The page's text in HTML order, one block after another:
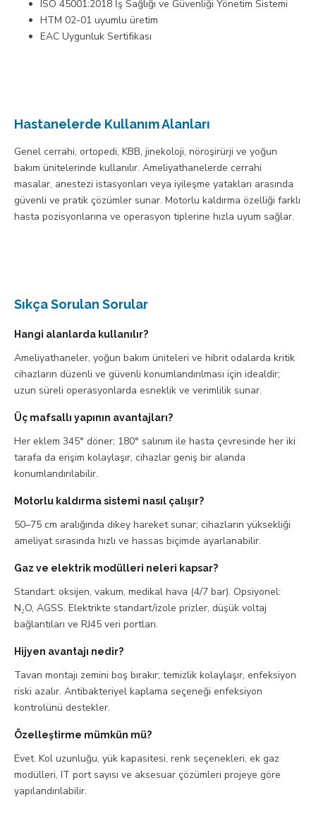
ISO 45001:2018 İş Sağlığı ve Güvenliği Yönetim Sistemi
HTM 02-01 uyumlu üretim
EAC Uygunluk Sertifikası
Hastanelerde Kullanım Alanları
Genel cerrahi, ortopedi, KBB, jinekoloji, nöroşirürji ve yoğun
bakım ünitelerinde kullanılır. Ameliyathanelerde cerrahi
masalar, anestezi istasyonları veya iyileşme yatakları arasında
güvenli ve pratik çözümler sunar. Motorlu kaldırma özelliği farklı
hasta pozisyonlarına ve operasyon tiplerine hızla uyum sağlar.
Sıkça Sorulan Sorular
Hangi alanlarda kullanılır?
Ameliyathaneler, yoğun bakım üniteleri ve hibrit odalarda kritik
cihazların düzenli ve güvenli konumlandırılması için idealdir;
uzun süreli operasyonlarda esneklik ve verimlilik sunar.
Üç mafsallı yapının avantajları?
Her eklem 345° döner; 180° salınım ile hasta çevresinde her iki
tarafa da erişim kolaylaşır, cihazlar geniş bir alanda
konumlandırılabilir.
Motorlu kaldırma sistemi nasıl çalışır?
50–75 cm aralığında dikey hareket sunar; cihazların yüksekliği
ameliyat sırasında hızlı ve hassas biçimde ayarlanabilir.
Gaz ve elektrik modülleri neleri kapsar?
Standart: oksijen, vakum, medikal hava (4/7 bar). Opsiyonel:
N₂O, AGSS. Elektrikte standart/izole prizler, düşük voltaj
bağlantıları ve RJ45 veri portları.
Hijyen avantajı nedir?
Tavan montajı zemini boş bırakır; temizlik kolaylaşır, enfeksiyon
riski azalır. Antibakteriyel kaplama seçeneği enfeksiyon
kontrolünü destekler.
Özelleştirme mümkün mü?
Evet. Kol uzunluğu, yük kapasitesi, renk seçenekleri, ek gaz
modülleri, IT port sayısı ve aksesuar çözümleri projeye göre
yapılandırılabilir.